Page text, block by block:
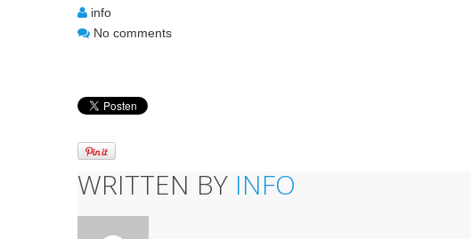
info
No comments
WRITTEN BY INFO